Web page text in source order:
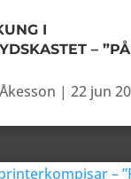
I
–
| 22 jun